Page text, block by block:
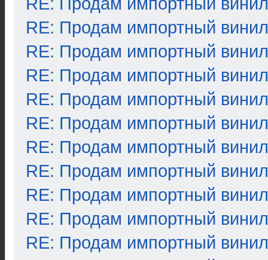
RE: Продам импортный винил
RE: Продам импортный винил
RE: Продам импортный винил
RE: Продам импортный винил
RE: Продам импортный винил
RE: Продам импортный винил
RE: Продам импортный винил
RE: Продам импортный винил
RE: Продам импортный винил
RE: Продам импортный винил